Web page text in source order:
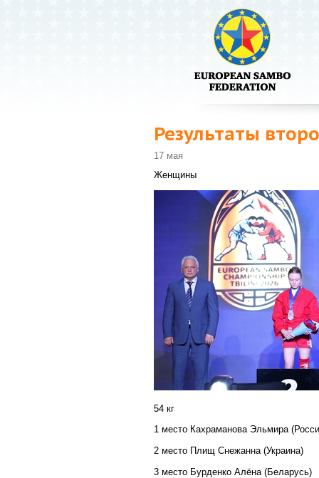
Результаты
17 мая
Женщины
54 кг
1 место Кахраманова Эльмира
2 место Плищ Снежанна (Украина)
3 место Бурденко Алёна (Беларусь)